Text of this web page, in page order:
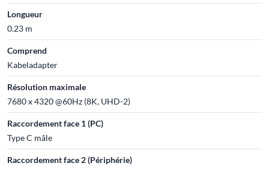
Longueur
0.23 m
Comprend
Kabeladapter
Résolution maximale
7680 x 4320 @60Hz (8K, UHD-2)
Raccordement face 1 (PC)
Type C mâle
Raccordement face 2 (Périphérie)